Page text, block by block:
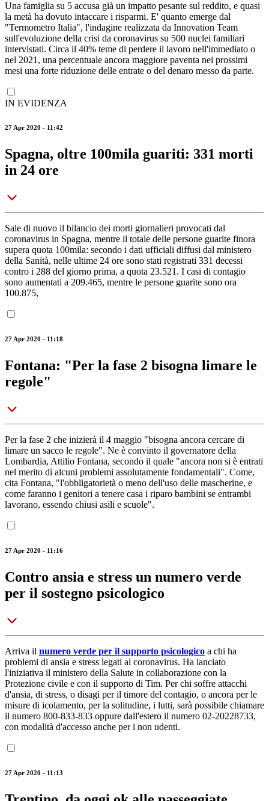
Una famiglia su 5 accusa già un impatto pesante sul reddito, e quasi
la metà ha dovuto intaccare i risparmi. E' quanto emerge dal
"Termometro Italia", l'indagine realizzata da Innovation Team
sull'evoluzione della crisi da coronavirus su 500 nuclei familiari
intervistati. Circa il 40% teme di perdere il lavoro nell'immediato o
nel 2021, una percentuale ancora maggiore paventa nei prossimi
mesi una forte riduzione delle entrate o del denaro messo da parte.
IN EVIDENZA
27 Apr 2020 - 11:42
Spagna, oltre 100mila guariti: 331 morti
in 24 ore
Sale di nuovo il bilancio dei morti giornalieri provocati dal
coronavirus in Spagna, mentre il totale delle persone guarite finora
supera quota 100mila: secondo i dati ufficiali diffusi dal ministero
della Sanità, nelle ultime 24 ore sono stati registrati 331 decessi
contro i 288 del giorno prima, a quota 23.521. I casi di contagio
sono aumentati a 209.465, mentre le persone guarite sono ora
100.875,
27 Apr 2020 - 11:18
Fontana: "Per la fase 2 bisogna limare le
regole"
Per la fase 2 che inizierà il 4 maggio "bisogna ancora cercare di
limare un sacco le regole". Ne è convinto il governatore della
Lombardia, Attilio Fontana, secondo il quale "ancora non si è entrati
nel merito di alcuni problemi assolutamente fondamentali". Come,
cita Fontana, "l'obbligatorietà o meno dell'uso delle mascherine, e
come faranno i genitori a tenere casa i riparo bambini se entrambi
lavorano, essendo chiusi asili e scuole".
27 Apr 2020 - 11:16
Contro ansia e stress un numero verde
per il sostegno psicologico
Arriva il numero verde per il supporto psicologico a chi ha
problemi di ansia e stress legati al coronavirus. Ha lanciato
l'iniziativa il ministero della Salute in collaborazione con la
Protezione civile e con il supporto di Tim. Per chi soffre attacchi
d'ansia, di stress, o disagi per il timore del contagio, o ancora per le
misure di icolamento, per la solitudine, i lutti, sarà possibile chiamare
il numero 800-833-833 oppure dall'estero il numero 02-20228733,
con modalità d'accesso anche per i non udenti.
27 Apr 2020 - 11:13